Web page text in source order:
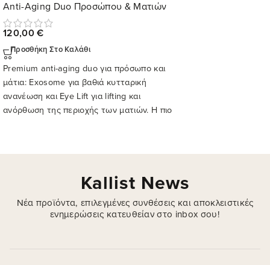
Anti-Aging Duo Προσώπου & Ματιών
120,00€
Προσθήκη Στο Καλάθι
Premium anti-aging duo για πρόσωπο και
μάτια: Exosome για βαθιά κυτταρική
ανανέωση και Eye Lift για lifting και
ανόρθωση της περιοχής των ματιών. Η πιο
Kallist News
Νέα προϊόντα, επιλεγμένες συνθέσεις και αποκλειστικές
ενημερώσεις κατευθείαν στο inbox σου!